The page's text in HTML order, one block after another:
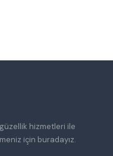
hizmetleri ile
için buradayız.